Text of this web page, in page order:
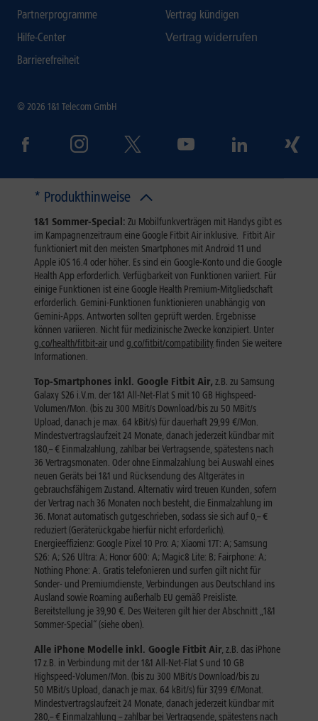
Partnerprogramme
Hilfe-Center
Barrierefreiheit
Vertrag kündigen
Vertrag widerrufen
© 2026 1&1 Telecom GmbH